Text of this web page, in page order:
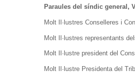
Paraules del síndic general,
Molt Il·lustres Conselleres i
Molt Il·lustres representants
Molt Il·lustre president del
Molt Il·lustre Presidenta del